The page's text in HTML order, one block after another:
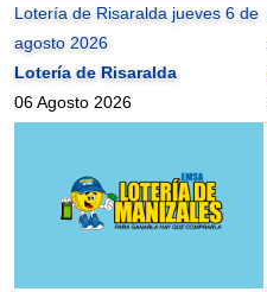
Lotería de Risaralda jueves 6 de
agosto 2026
Lotería de Risaralda
06 Agosto 2026